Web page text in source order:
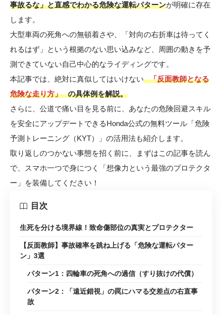
事故るな」と直感でわかる危険な運転パターンが明確に存在
します。
大型車両の死角への無頓着さや、「対向の右折車は待ってく
れるはず」という根拠のない思い込みなど、周囲の動きを予
測できていない自己中心的なライディングです。
本記事では、絶対に真似してはいけない
「反面教師となる
危険な走り方」
の具体例を解説。
さらに、公道で痛い目を見る前に、あなたの危険回避スキル
を安全にアップデートできるHonda公式の無料ツール「危険
予測トレーニング（KYT）」の活用法も紹介します。
取り返しのつかない事態を招く前に、まずはこの記事を読ん
で、スマホ一つで身につく「想像力という最強のプロテクタ
ー」を装備してください！
目次
生死を分ける境界線！致命傷部位の真実とプロテクター
【反面教師】事故確率を跳ね上げる「危険な運転パター
ン」3選
パターン1：四輪車の死角への過信（すり抜けの代償）
パターン2：「遠近錯視」の罠にハマる交差点の右直事
故